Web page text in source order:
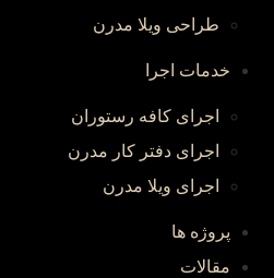
طراحی ویلا مدرن
خدمات اجرا
اجرای کافه رستوران
اجرای دفتر کار مدرن
اجرای ویلا مدرن
پروژه ها
مقالات